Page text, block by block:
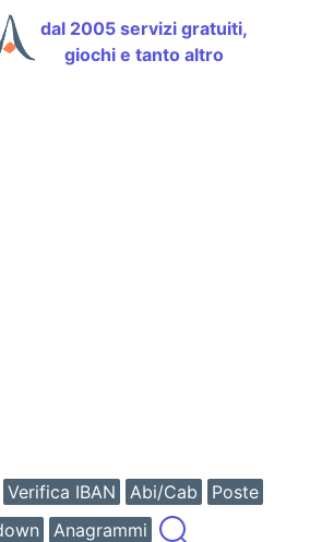
dal 2005 servizi gratuiti,
giochi e tanto altro
Verifica IBAN Abi/Cab
Poste
Anagrammi